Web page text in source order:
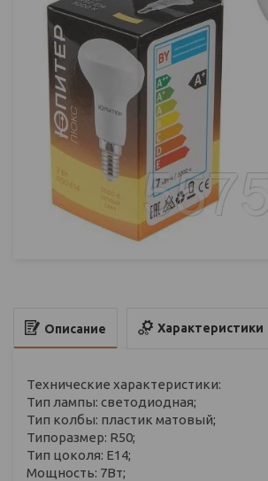
Описание Характеристики
Технические характеристики:
Тип лампы: светодиодная;
Тип колбы: пластик матовый;
Типоразмер: R50;
Тип цоколя: E14;
Мощность: 7Вт;